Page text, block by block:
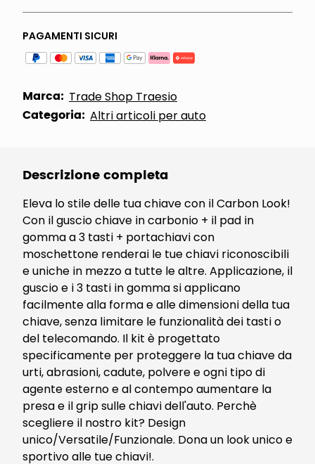
PAGAMENTI SICURI
Marca: Trade Shop Traesio
Categoria: Altri articoli per auto
Descrizione completa
Eleva lo stile delle tua chiave con il Carbon Look!
Con il guscio chiave in carbonio + il pad in
gomma a 3 tasti + portachiavi con
moschettone renderai le tue chiavi riconoscibili
e uniche in mezzo a tutte le altre. Applicazione, il
guscio e i 3 tasti in gomma si applicano
facilmente alla forma e alle dimensioni della tua
chiave, senza limitare le funzionalità dei tasti o
del telecomando. Il kit è progettato
specificamente per proteggere la tua chiave da
urti, abrasioni, cadute, polvere e ogni tipo di
agente esterno e al contempo aumentare la
presa e il grip sulle chiavi dell'auto. Perchè
scegliere il nostro kit? Design
unico/Versatile/Funzionale. Dona un look unico e
sportivo alle tue chiavi!.